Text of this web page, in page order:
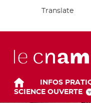
Translate
INFOS
SCIENCE OUVERTE